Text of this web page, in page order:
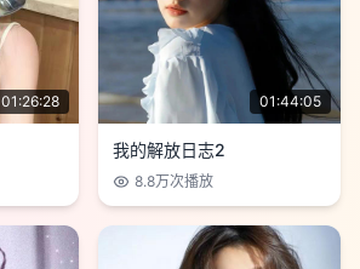
01:26:28 01:44:05
我的解放日志2
8.8万次播放